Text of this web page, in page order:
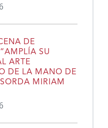
DE
SU
ARTE
DE LA MANO DE
MIRIAM